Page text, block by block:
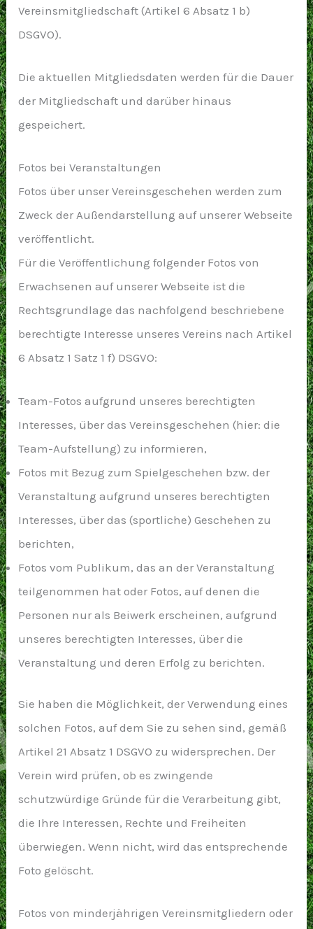
Vereinsmitgliedschaft (Artikel 6 Absatz 1 b)
DSGVO).
Die aktuellen Mitgliedsdaten werden für die Dauer
der Mitgliedschaft und darüber hinaus
gespeichert.
Fotos bei Veranstaltungen
Fotos über unser Vereinsgeschehen werden zum
Zweck der Außendarstellung auf unserer Webseite
veröffentlicht.
Für die Veröffentlichung folgender Fotos von
Erwachsenen auf unserer Webseite ist die
Rechtsgrundlage das nachfolgend beschriebene
berechtigte Interesse unseres Vereins nach Artikel
6 Absatz 1 Satz 1 f) DSGVO:
Team-Fotos aufgrund unseres berechtigten
Interesses, über das Vereinsgeschehen (hier: die
Team-Aufstellung) zu informieren,
Fotos mit Bezug zum Spielgeschehen bzw. der
Veranstaltung aufgrund unseres berechtigten
Interesses, über das (sportliche) Geschehen zu
berichten,
Fotos vom Publikum, das an der Veranstaltung
teilgenommen hat oder Fotos, auf denen die
Personen nur als Beiwerk erscheinen, aufgrund
unseres berechtigten Interesses, über die
Veranstaltung und deren Erfolg zu berichten.
Sie haben die Möglichkeit, der Verwendung eines
solchen Fotos, auf dem Sie zu sehen sind, gemäß
Artikel 21 Absatz 1 DSGVO zu widersprechen. Der
Verein wird prüfen, ob es zwingende
schutzwürdige Gründe für die Verarbeitung gibt,
die Ihre Interessen, Rechte und Freiheiten
überwiegen. Wenn nicht, wird das entsprechende
Foto gelöscht.
Fotos von minderjährigen Vereinsmitgliedern oder